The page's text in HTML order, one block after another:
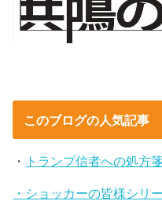
このブログの人気記事
・ トランプ信者への処
・ショッカーの皆様シリ